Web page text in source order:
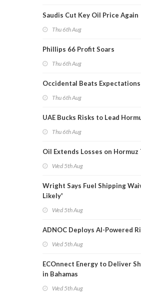
Saudis Cut Key Oil Price Again
Thu 6th Aug
Phillips 66 Profit Soars
Thu 6th Aug
Occidental Beats
Thu 6th Aug
UAE Bucks Risks to Lead
Thu 6th Aug
Oil Extends Losses on Hormuz
Wed 5th Aug
Wright Says Fuel Shipping
Likely'
Wed 5th Aug
ADNOC Deploys AI-Powered
Wed 5th Aug
ECOnnect Energy to Deliver
in Bahamas
Wed 5th Aug